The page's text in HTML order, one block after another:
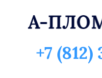
+7 (812)